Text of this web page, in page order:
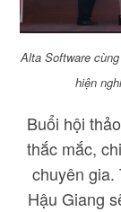
Alta Software
hiện
Buổi hội
thắc mắc,
chuyên gia.
Hậu Giang